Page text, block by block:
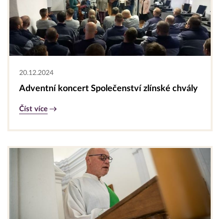
20.12.2024
Adventní koncert Společenství zlínské chvály
Číst více